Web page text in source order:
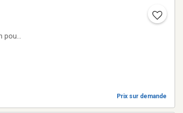
Prix sur demande